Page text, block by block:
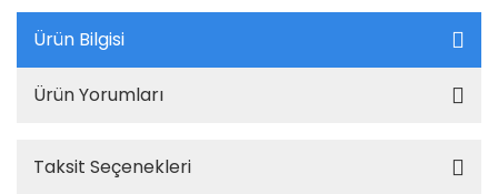
Ürün Bilgisi
Ürün Yorumları
Taksit Seçenekleri